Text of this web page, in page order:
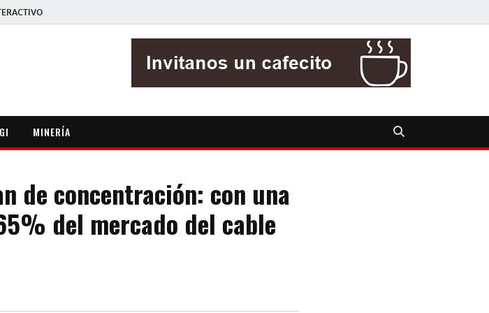
MINERÍA
de concentración: con una
del mercado del cable